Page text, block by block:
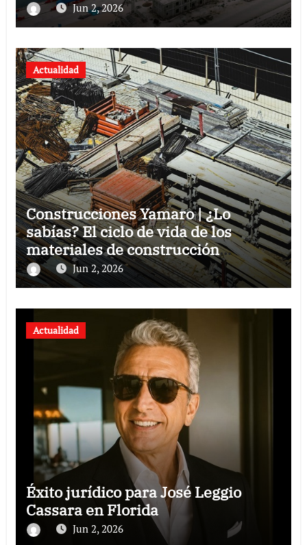
Jun 2, 2026
Actualidad
Construcciones Yamaro | ¿Lo
sabías? El ciclo de vida de los
materiales de construcción
revoluciona eficiencia en proyectos
modernos
Jun 2, 2026
Actualidad
Éxito jurídico para José Leggio
Cassara en Florida
Jun 2, 2026